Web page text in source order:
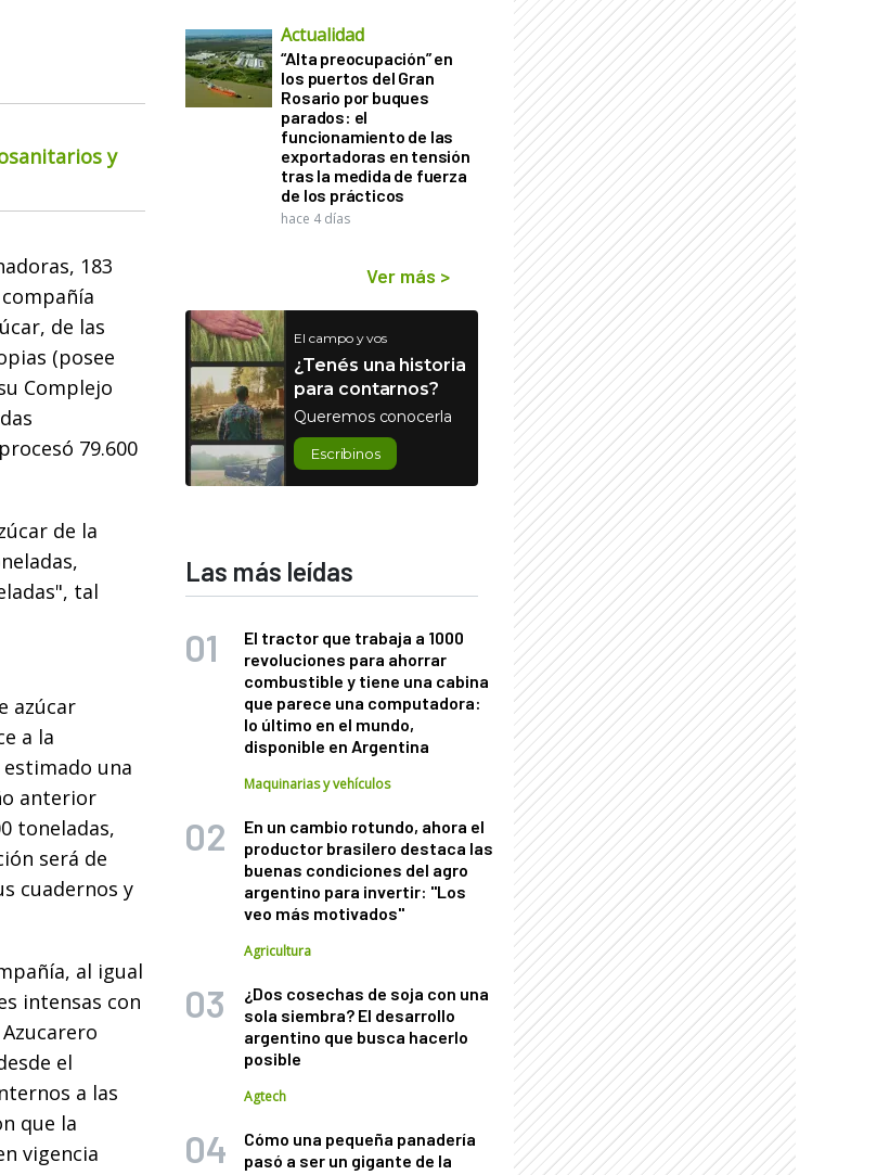
y
183
de las
(posee
Complejo
79.600
de la
tal
azúcar
a la
una
anterior
toneladas,
será de
cuadernos y
al igual
intensas con
el
a las
que la
vigencia
Actualidad
“Alta preocupación” en
los puertos del Gran
Rosario por buques
parados: el
funcionamiento de las
exportadoras en tensión
tras la medida de fuerza
de los prácticos
hace 4 días
Ver más >
El campo y vos
¿Tenés una historia
para contarnos?
Queremos conocerla
Escribinos
Las más leídas
El tractor que trabaja a 1000
revoluciones para ahorrar
combustible y tiene una cabina
que parece una computadora:
lo último en el mundo,
disponible en Argentina
Maquinarias y vehículos
En un cambio rotundo, ahora el
productor brasilero destaca las
buenas condiciones del agro
argentino para invertir: "Los
veo más motivados"
Agricultura
¿Dos cosechas de soja con una
sola siembra? El desarrollo
argentino que busca hacerlo
posible
Agtech
Cómo una pequeña panadería
pasó a ser un gigante de la